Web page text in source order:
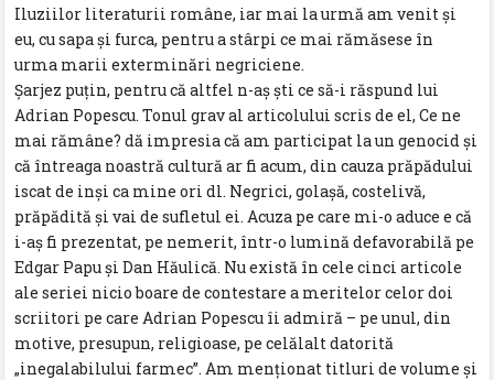
Iluziilor literaturii române, iar mai la urmă am venit și
eu, cu sapa și furca, pentru a stârpi ce mai rămăsese în
urma marii exterminări negriciene.
Șarjez puțin, pentru că altfel n-aș ști ce să-i răspund lui
Adrian Popescu. Tonul grav al articolului scris de el, Ce ne
mai rămâne? dă impresia că am participat la un genocid și
că întreaga noastră cultură ar fi acum, din cauza prăpădului
iscat de inși ca mine ori dl. Negrici, golașă, costelivă,
prăpădită și vai de sufletul ei. Acuza pe care mi-o aduce e că
i-aș fi prezentat, pe nemerit, într-o lumină defavorabilă pe
Edgar Papu și Dan Hăulică. Nu există în cele cinci articole
ale seriei nicio boare de contestare a meritelor celor doi
scriitori pe care Adrian Popescu îi admiră – pe unul, din
motive, presupun, religioase, pe celălalt datorită
„inegalabilului farmec”. Am menționat titluri de volume și